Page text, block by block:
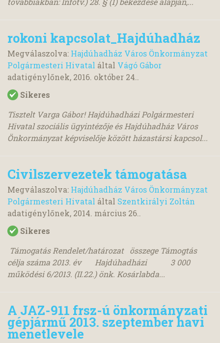
rokoni kapcsolat_Hajdúhadház
Megválaszolva: Hajdúhadház Város Önkormányzat
Polgármesteri Hivatal által Vágó Gábor
adatigénylőnek, 2016. október 24..
Sikeres
Tisztelt Varga Gábor! Hajdúhadházi Polgármesteri
Hivatal szociális ügyintézője és Hajdúhadház Város
Önkormányzat képviselője között házastársi kapcsol...
Civilszervezetek támogatása
Megválaszolva: Hajdúhadház Város Önkormányzat
Polgármesteri Hivatal által Szentkirályi Zoltán
adatigénylőnek, 2014. március 26..
Sikeres
Támogatás Rendelet/határozat összege Támogtás
célja száma 2013. év Hajdúhadházi 3 000
működési 6/2013. (II.22.) önk. Kosárlabda...
A JAZ-911 frsz-ú önkormányzati
gépjármű 2013. szeptember havi
menetlevele